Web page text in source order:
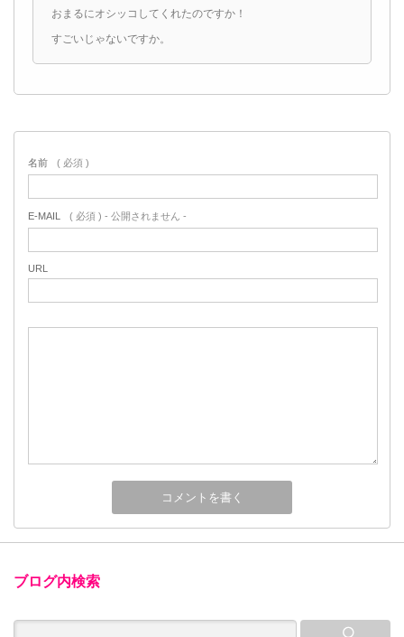
おまるにオシッコしてくれたのですか！
すごいじゃないですか。
名前 ( 必須 )
E-MAIL ( 必須 ) - 公開されません -
URL
ブログ内検索